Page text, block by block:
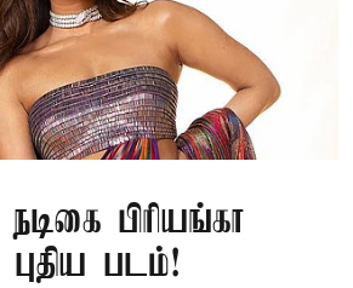
பிரியங்கா
புதிய படம்!